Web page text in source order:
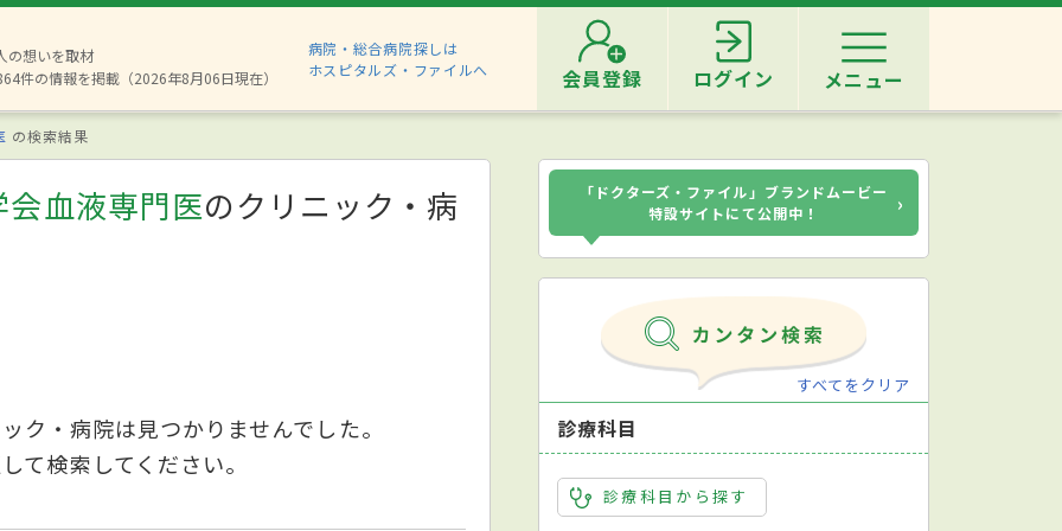
の想いを取材
件の情報を掲載（2026年8月06日現在）
病院・総合病院探しは
ホスピタルズ・ファイルへ
会員登録 ログイン メニュー
の検索結果
血液専門医のクリニック・病
ク・病院は見つかりませんでした。
て検索してください。
「ドクターズ・ファイル」ブランドムービー
特設サイトにて公開中！
›
すべてをクリア
診療科目
診療科目から探す